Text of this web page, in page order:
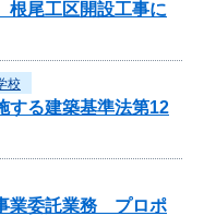
尾工区開設工事に
校
する建築基準法第12
業委託業務 プロポ